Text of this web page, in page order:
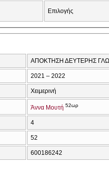
Επιλογής
ΑΠΟΚΤΗΣΗ ΔΕΥΤΕΡΗΣ
2021 – 2022
Χειμερινή
Άννα Μουτή 52ωρ
4
52
600186242